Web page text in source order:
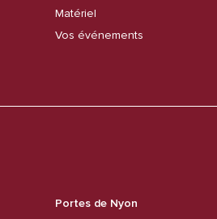
Matériel
Vos événements
Portes de Nyon